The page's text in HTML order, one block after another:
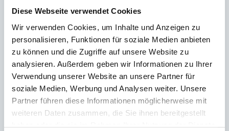
Diese Webseite verwendet Cookies
Wir verwenden Cookies, um Inhalte und Anzeigen zu
personalisieren, Funktionen für soziale Medien anbieten
zu können und die Zugriffe auf unsere Website zu
analysieren. Außerdem geben wir Informationen zu Ihrer
Verwendung unserer Website an unsere Partner für
soziale Medien, Werbung und Analysen weiter. Unsere
Partner führen diese Informationen möglicherweise mit
weiteren Daten zusammen, die Sie ihnen bereitgestellt
haben oder die sie im Rahmen Ihrer Nutzung der Dienste